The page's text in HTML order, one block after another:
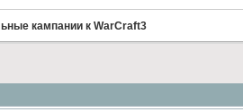
кампании к WarCraft3